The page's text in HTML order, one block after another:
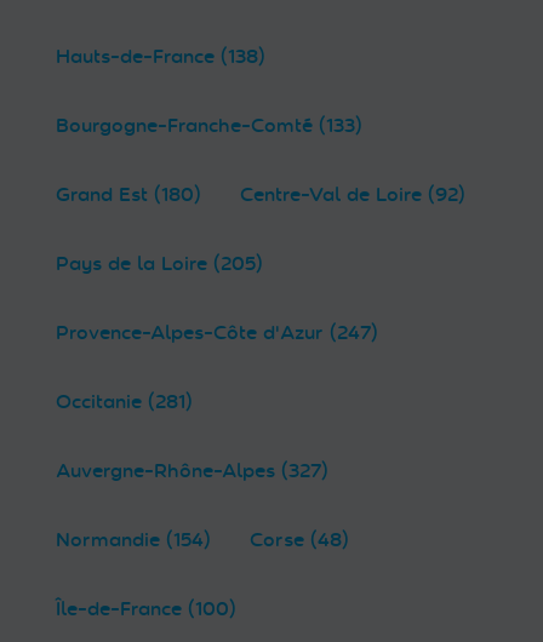
Hauts-de-France (138)
Bourgogne-Franche-Comté (133)
Grand Est (180) Centre-Val de Loire (92)
Pays de la Loire (205)
Provence-Alpes-Côte d'Azur (247)
Occitanie (281)
Auvergne-Rhône-Alpes (327)
Normandie (154) Corse (48)
Île-de-France (100)